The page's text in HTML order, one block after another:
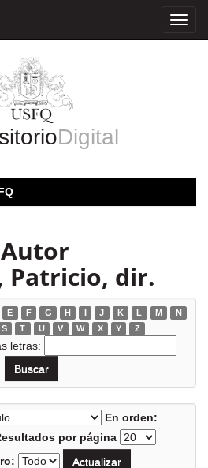
Digital
Patricio, dir.
E F G H I J K L M
N
S T U V W X Y Z
letras:
En orden:
por página